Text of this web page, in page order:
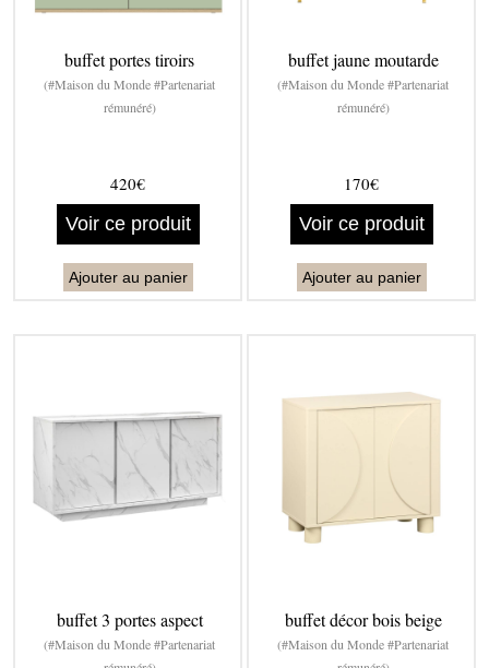
buffet portes tiroirs
(#Maison du Monde #Partenariat
rémunéré)
420€
Voir ce produit
Ajouter au panier
buffet jaune moutarde
(#Maison du Monde #Partenariat
rémunéré)
170€
Voir ce produit
Ajouter au panier
buffet 3 portes aspect
(#Maison du Monde #Partenariat
buffet décor bois beige
(#Maison du Monde #Partenariat